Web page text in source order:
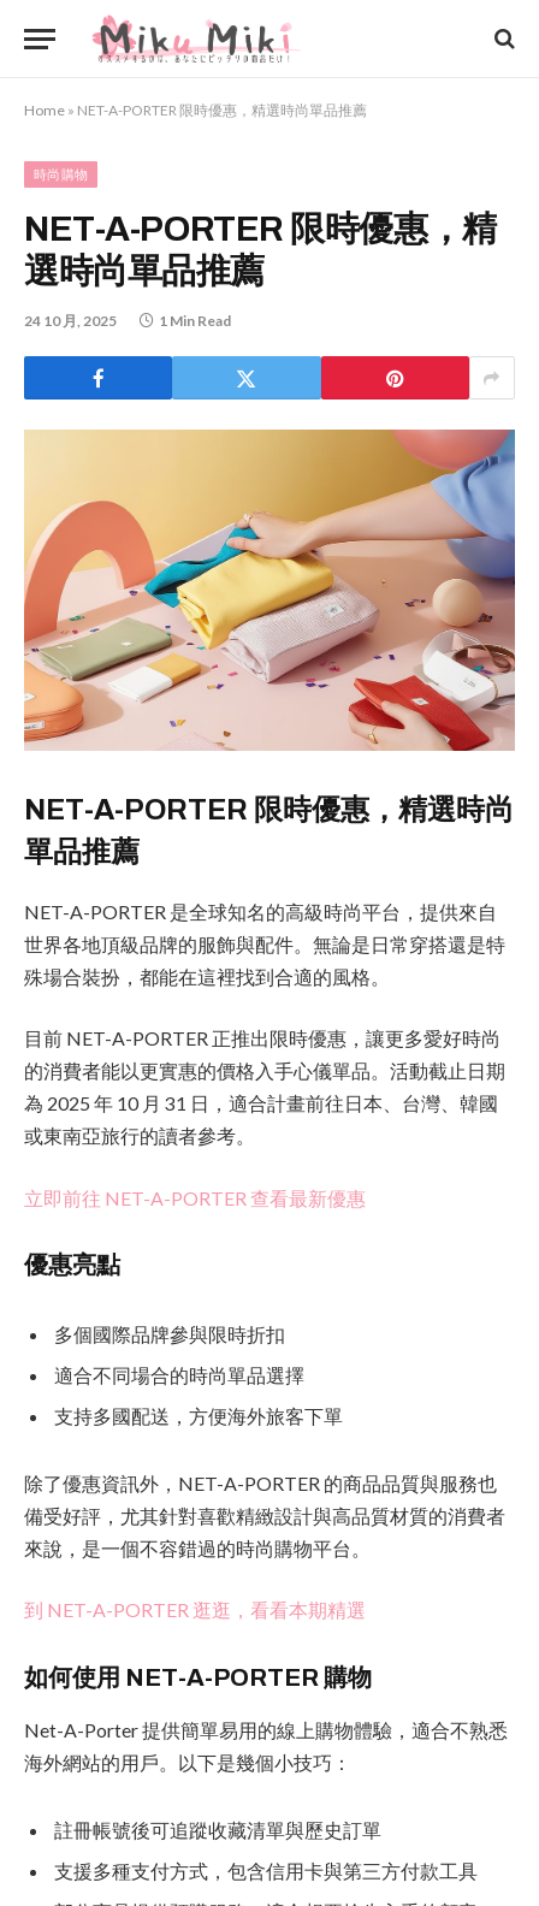
Home » NET-A-PORTER 限時優惠，精選時尚單品推薦
時尚購物
NET-A-PORTER 限時優惠，精
選時尚單品推薦
24 10 月, 2025 1 Min Read
NET-A-PORTER 限時優惠，精選時尚
單品推薦
NET-A-PORTER 是全球知名的高級時尚平台，提供來自
世界各地頂級品牌的服飾與配件。無論是日常穿搭還是特
殊場合裝扮，都能在這裡找到合適的風格。
目前 NET-A-PORTER 正推出限時優惠，讓更多愛好時尚
的消費者能以更實惠的價格入手心儀單品。活動截止日期
為 2025 年 10 月 31 日，適合計畫前往日本、台灣、韓國
或東南亞旅行的讀者參考。
立即前往 NET-A-PORTER 查看最新優惠
優惠亮點
多個國際品牌參與限時折扣
適合不同場合的時尚單品選擇
支持多國配送，方便海外旅客下單
除了優惠資訊外，NET-A-PORTER 的商品品質與服務也
備受好評，尤其針對喜歡精緻設計與高品質材質的消費者
來說，是一個不容錯過的時尚購物平台。
到 NET-A-PORTER 逛逛，看看本期精選
如何使用 NET-A-PORTER 購物
Net-A-Porter 提供簡單易用的線上購物體驗，適合不熟悉
海外網站的用戶。以下是幾個小技巧：
註冊帳號後可追蹤收藏清單與歷史訂單
支援多種支付方式，包含信用卡與第三方付款工具